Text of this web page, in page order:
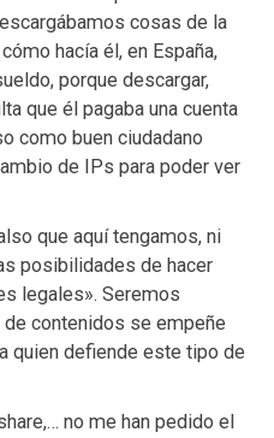
cosas de la
hacía él, en España,
porque descargar,
que él pagaba una cuenta
como buen ciudadano
de IPs para poder ver
que aquí tengamos, ni
posibilidades de hacer
legales». Seremos
contenidos se empeñe
quien defiende este tipo de
no me han pedido el